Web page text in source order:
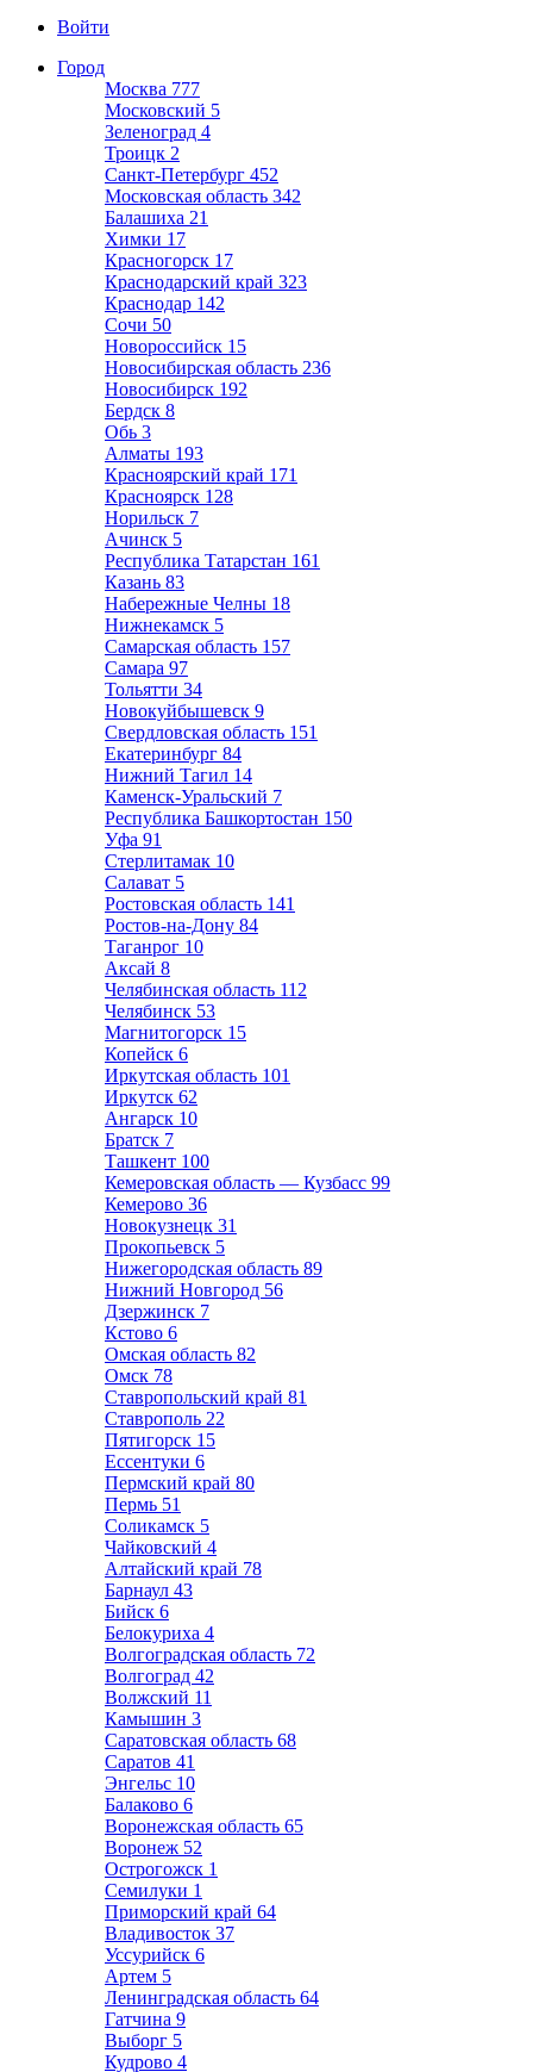
Войти
Город
Москва 777
Московский 5
Зеленоград 4
Троицк 2
Санкт-Петербург 452
Московская область 342
Балашиха 21
Химки 17
Красногорск 17
Краснодарский край 323
Краснодар 142
Сочи 50
Новороссийск 15
Новосибирская область 236
Новосибирск 192
Бердск 8
Обь 3
Алматы 193
Красноярский край 171
Красноярск 128
Норильск 7
Ачинск 5
Республика Татарстан 161
Казань 83
Набережные Челны 18
Нижнекамск 5
Самарская область 157
Самара 97
Тольятти 34
Новокуйбышевск 9
Свердловская область 151
Екатеринбург 84
Нижний Тагил 14
Каменск-Уральский 7
Республика Башкортостан 150
Уфа 91
Стерлитамак 10
Салават 5
Ростовская область 141
Ростов-на-Дону 84
Таганрог 10
Аксай 8
Челябинская область 112
Челябинск 53
Магнитогорск 15
Копейск 6
Иркутская область 101
Иркутск 62
Ангарск 10
Братск 7
Ташкент 100
Кемеровская область — Кузбасс 99
Кемерово 36
Новокузнецк 31
Прокопьевск 5
Нижегородская область 89
Нижний Новгород 56
Дзержинск 7
Кстово 6
Омская область 82
Омск 78
Ставропольский край 81
Ставрополь 22
Пятигорск 15
Ессентуки 6
Пермский край 80
Пермь 51
Соликамск 5
Чайковский 4
Алтайский край 78
Барнаул 43
Бийск 6
Белокуриха 4
Волгоградская область 72
Волгоград 42
Волжский 11
Камышин 3
Саратовская область 68
Саратов 41
Энгельс 10
Балаково 6
Воронежская область 65
Воронеж 52
Острогожск 1
Семилуки 1
Приморский край 64
Владивосток 37
Уссурийск 6
Артем 5
Ленинградская область 64
Гатчина 9
Выборг 5
Кудрово 4